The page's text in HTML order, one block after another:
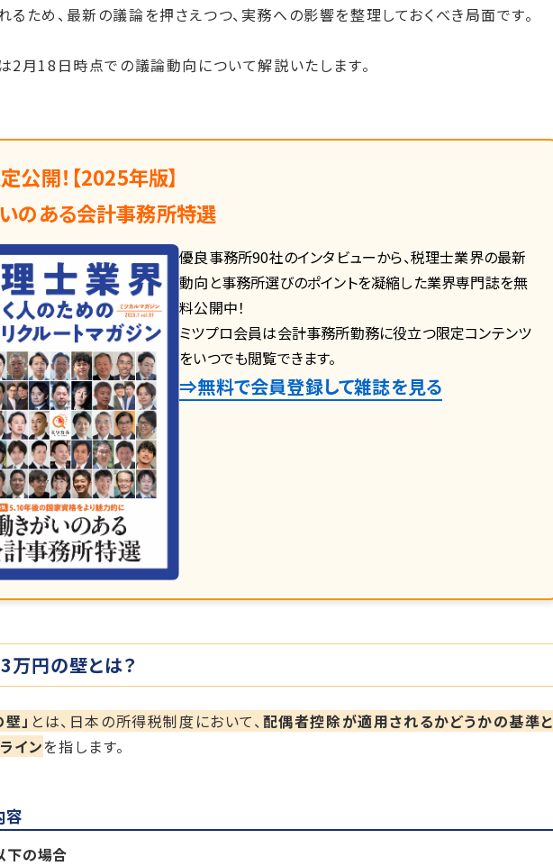
るため、最新の議論を押さえつつ、実務への影響を整理しておくべき局面です。
2月18日時点での議論動向について解説いたします。
公開！【2025年版】
のある会計事務所特選
優良事務所90社のインタビューから、税理士業界の最新
動向と事務所選びのポイントを凝縮した業界専門誌を無
料公開中！
ミツプロ会員は会計事務所勤務に役立つ限定コンテンツ
をいつでも閲覧できます。
⇒無料で会員登録して雑誌を見る
万円の壁とは？
」 とは、日本の所得税制度において、配偶者控除が適用されるかどうかの基準と
インを指します。
容
下の場合